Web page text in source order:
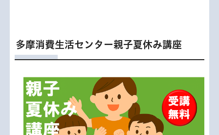
多摩消費生活センター親子夏休み講座